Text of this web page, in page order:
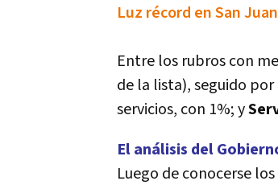
Luz récord en San
Entre los rubros con
de la lista), seguido por
servicios, con 1%; y
El análisis del
Luego de conocerse